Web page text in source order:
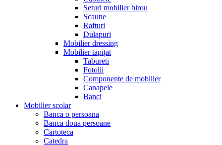
Seturi mobilier birou
Scaune
Rafturi
Dulapuri
Mobilier dressing
Mobilier tapițat
Tabureti
Fotolii
Componente de mobilier
Canapele
Banci
Mobilier scolar
Banca o persoana
Banca doua persoane
Cartoteca
Catedra